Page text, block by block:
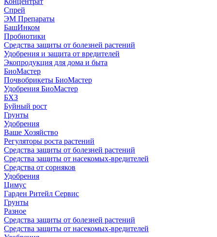
Спрей
ЭМ Препараты
БашИнком
Пробиотики
Средства защиты от болезней растений
Удобрения и защита от вредителей
Экопродукция для дома и быта
БиоМастер
Почвобрикеты БиоМастер
Удобрения БиоМастер
БХЗ
Буйный рост
Грунты
Удобрения
Ваше Хозяйство
Регуляторы роста растений
Средства защиты от болезней растений
Средства защиты от насекомых-вредителей
Средства от сорняков
Удобрения
Цимус
Гарден Ритейл Сервис
Грунты
Разное
Средства защиты от болезней растений
Средства защиты от насекомых-вредителей